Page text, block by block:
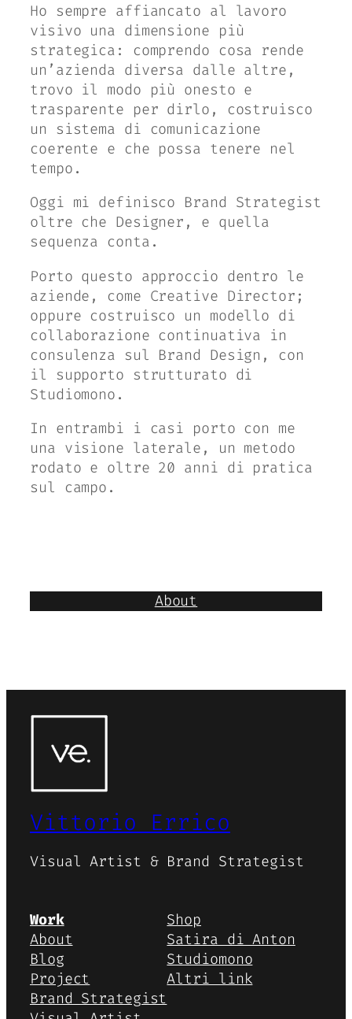
Ho sempre affiancato al lavoro
visivo una dimensione più
strategica: comprendo cosa rende
un’azienda diversa dalle altre,
trovo il modo più onesto e
trasparente per dirlo, costruisco
un sistema di comunicazione
coerente e che possa tenere nel
tempo.
Oggi mi definisco Brand Strategist
oltre che Designer, e quella
sequenza conta.
Porto questo approccio dentro le
aziende, come Creative Director;
oppure costruisco un modello di
collaborazione continuativa in
consulenza sul Brand Design, con
il supporto strutturato di
Studiomono.
In entrambi i casi porto con me
una visione laterale, un metodo
rodato e oltre 20 anni di pratica
sul campo.
About
Vittorio Errico
Visual Artist & Brand Strategist
Work
About
Blog
Project
Brand Strategist
Shop
Satira di Anton
Studiomono
Altri link